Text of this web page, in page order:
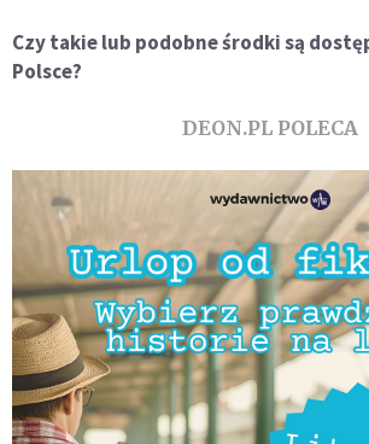
Czy takie lub podobne środki są
Polsce?
DEON.PL POLECA